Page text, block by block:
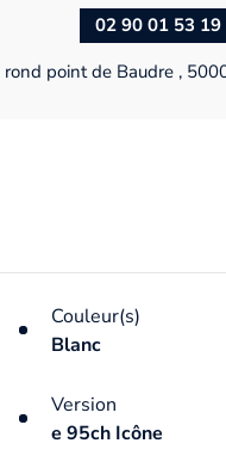
02 90 01 53 19
rond point de Baudre ,
Couleur(s)
Blanc
Version
e 95ch Icône